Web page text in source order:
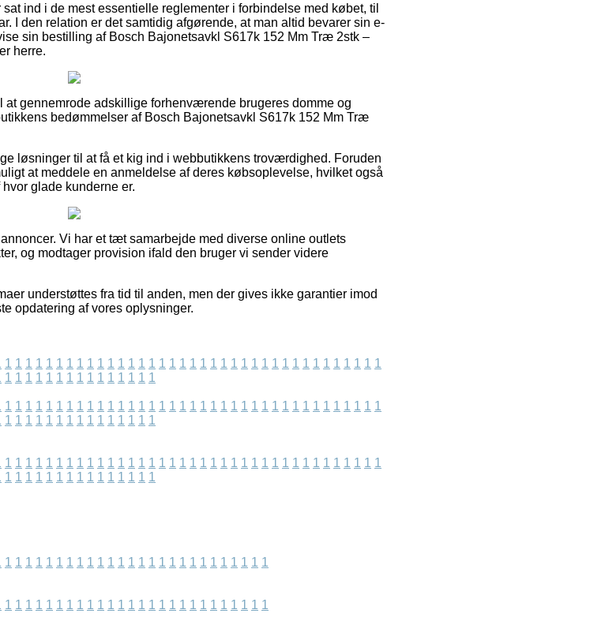
ind i de mest essentielle reglementer i forbindelse med købet, til
I den relation er det samtidig afgørende, at man altid bevarer sin e-
sin bestilling af Bosch Bajonetsavkl S617k 152 Mm Træ 2stk –
herre.
at gennemrode adskillige forhenværende brugeres domme og
bedømmelser af Bosch Bajonetsavkl S617k 152 Mm Træ
løsninger til at få et kig ind i webbutikkens troværdighed. Foruden
at meddele en anmeldelse af deres købsoplevelse, hvilket også
glade kunderne er.
Vi har et tæt samarbejde med diverse online outlets
og modtager provision ifald den bruger vi sender videre
understøttes fra tid til anden, men der gives ikke garantier imod
opdatering af vores oplysninger.
1 1 1 1 1 1 1 1 1 1 1 1 1 1 1 1 1 1 1 1 1 1 1 1 1 1 1 1 1 1 1 1 1 1 1 1 1
1 1 1 1 1 1 1 1 1 1 1 1 1 1 1
1 1 1 1 1 1 1 1 1 1 1 1 1 1 1 1 1 1 1 1 1 1 1 1 1 1 1 1 1 1 1 1 1 1 1 1 1
1 1 1 1 1 1 1 1 1 1 1 1 1 1 1
1 1 1 1 1 1 1 1 1 1 1 1 1 1 1 1 1 1 1 1 1 1 1 1 1 1 1 1 1 1 1 1 1 1 1 1 1
1 1 1 1 1 1 1 1 1 1 1 1 1 1 1
1 1 1 1 1 1 1 1 1 1 1 1 1 1 1 1 1 1 1 1 1 1 1 1 1 1
1 1 1 1 1 1 1 1 1 1 1 1 1 1 1 1 1 1 1 1 1 1 1 1 1 1